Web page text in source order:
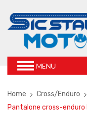
MENU
Home Cross/Enduro
Pantalone cross-enduro